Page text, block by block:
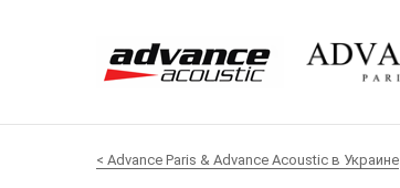
< Advance Paris & Advance Acoustic в Украине